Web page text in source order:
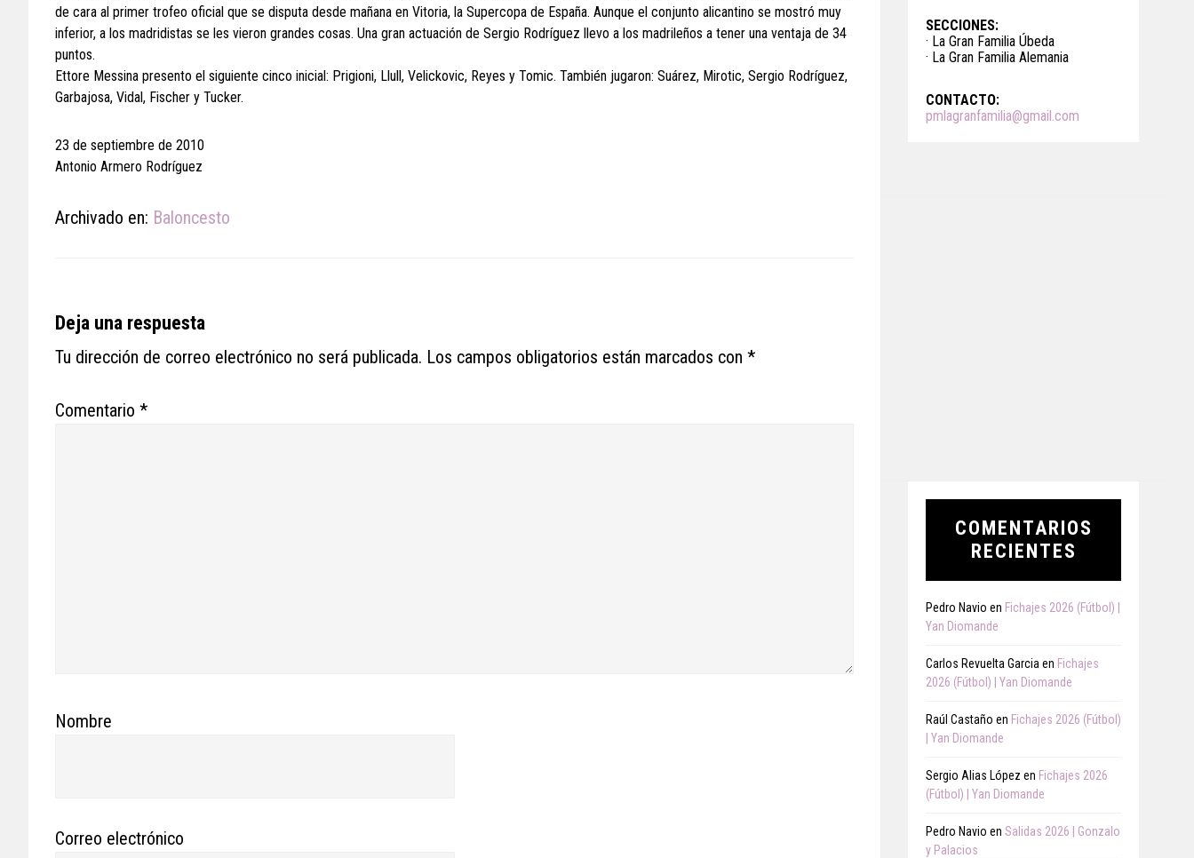
de cara al primer trofeo oficial que se disputa desde mañana en Vitoria, la Supercopa de España. Aunque el conjunto alicantino se mostró muy
inferior, a los madridistas se les vieron grandes cosas. Una gran actuación de Sergio Rodríguez llevo a los madrileños a tener una ventaja de 34
puntos.
Ettore Messina presento el siguiente cinco inicial: Prigioni, Llull, Velickovic, Reyes y Tomic. También jugaron: Suárez, Mirotic, Sergio Rodríguez,
Garbajosa, Vidal, Fischer y Tucker.
23 de septiembre de 2010
Antonio Armero Rodríguez
Archivado en: Baloncesto
Reader
Interactions
Deja una respuesta
Tu dirección de correo electrónico no será publicada. Los campos obligatorios están marcados con *
Comentario *
Nombre
Correo electrónico
SECCIONES:
· La Gran Familia Úbeda
· La Gran Familia Alemania
CONTACTO:
pmlagranfamilia@gmail.com
COMENTARIOS
RECIENTES
Pedro Navio en Fichajes 2026 (Fútbol) |
Yan Diomande
Carlos Revuelta Garcia en Fichajes
2026 (Fútbol) | Yan Diomande
Raúl Castaño en Fichajes 2026 (Fútbol)
| Yan Diomande
Sergio Alias López en Fichajes 2026
(Fútbol) | Yan Diomande
Pedro Navio en Salidas 2026 | Gonzalo
y Palacios